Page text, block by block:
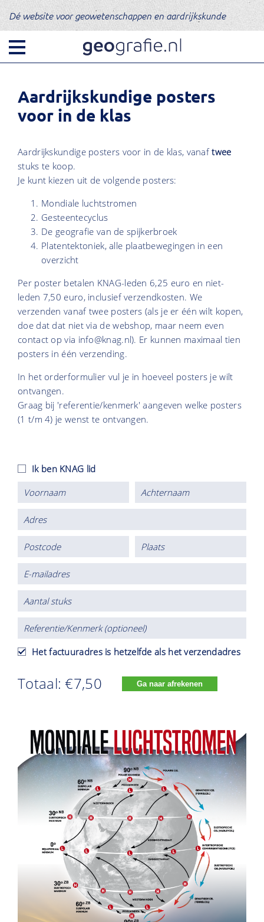
Dé website voor geowetenschappen en aardrijkskunde
Aardrijkskundige posters
voor in de klas
Aardrijkskundige posters voor in de klas, vanaftwee
stuks te koop.
Je kunt kiezen uit de volgende posters:
Mondiale luchtstromen
Gesteentecyclus
De geografie van de spijkerbroek
Platentektoniek, alle plaatbewegingen in een
overzicht
Per poster betalen KNAG-leden 6,25 euro en niet-
leden 7,50 euro, inclusief verzendkosten. We
verzenden vanaf twee posters (als je er één wilt kopen,
doe dat dat niet via de webshop, maar neem even
contact op via info@knag.nl). Er kunnen maximaal tien
posters in één verzending.
In het orderformulier vul je in hoeveel posters je wilt
ontvangen.
Graag bij 'referentie/kenmerk' aangeven welke posters
(1 t/m 4) je wenst te ontvangen.
Ik ben KNAG lid
Het factuuradres is hetzelfde als het verzendadres
Totaal: €7,50